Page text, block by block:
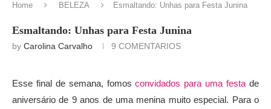
Home BELEZA Esmaltando: Unhas para Festa Junina
Esmaltando: Unhas para Festa Junina
by Carolina Carvalho 9 COMENTARIOS
Esse final de semana, fomosconvidados para uma festa de
aniversário de 9 anos de uma menina muito especial. Para o